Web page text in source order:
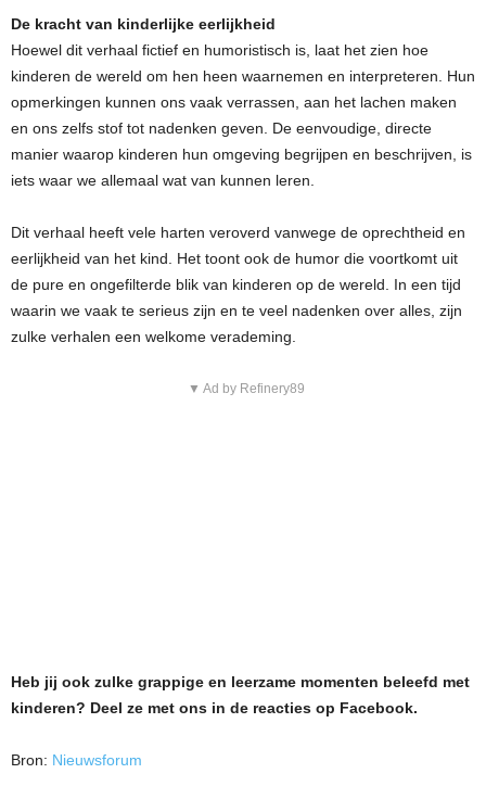
De kracht van kinderlijke eerlijkheid
Hoewel dit verhaal fictief en humoristisch is, laat het zien hoe
kinderen de wereld om hen heen waarnemen en interpreteren. Hun
opmerkingen kunnen ons vaak verrassen, aan het lachen maken
en ons zelfs stof tot nadenken geven. De eenvoudige, directe
manier waarop kinderen hun omgeving begrijpen en beschrijven, is
iets waar we allemaal wat van kunnen leren.
Dit verhaal heeft vele harten veroverd vanwege de oprechtheid en
eerlijkheid van het kind. Het toont ook de humor die voortkomt uit
de pure en ongefilterde blik van kinderen op de wereld. In een tijd
waarin we vaak te serieus zijn en te veel nadenken over alles, zijn
zulke verhalen een welkome verademing.
▼ Ad by Refinery89
Heb jij ook zulke grappige en leerzame momenten beleefd met
kinderen? Deel ze met ons in de reacties op Facebook.
Bron: Nieuwsforum